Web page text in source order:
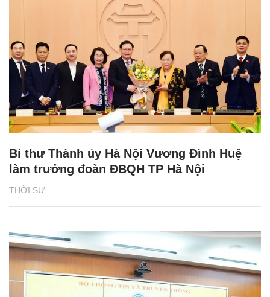
THỜI SỰ
Bí thư Thành ủy Hà Nội Vương Đình Huệ
làm trưởng đoàn ĐBQH TP Hà Nội